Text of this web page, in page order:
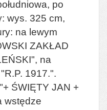
po
wys. 325 cm,
na lewym
ZAKŁAD
na
1917.".
ŚWIĘTY JAN +
wstędze